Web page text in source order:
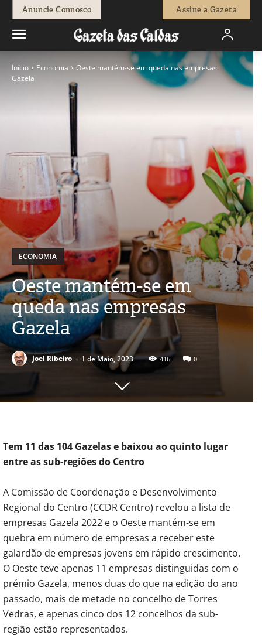
Anuncie Connosco Assine a Gazeta
Início Economia
Oeste mantém-se em queda nas empresas
Gazela
ECONOMIA
Oeste mantém-se em
queda nas empresas
Gazela
Joel Ribeiro - 1 de Maio, 2023 416 0
Tem 11 das 104 Gazelas e baixou ao quinto lugar
entre as sub-regiões do Centro
A Comissão de Coordenação e Desenvolvimento
Regional do Centro (CCDR Centro) revelou a lista de
empresas Gazela 2022 e o Oeste mantém-se em
quebra em número de empresas a receber este
galardão de empresas jovens em rápido crescimento.
O Oeste teve apenas 11 empresas distinguidas com o
prémio Gazela, menos duas do que na edição do ano
passado, mais de metade no concelho de Torres
Vedras, e apenas cinco dos 12 concelhos da sub-
região estão representados.